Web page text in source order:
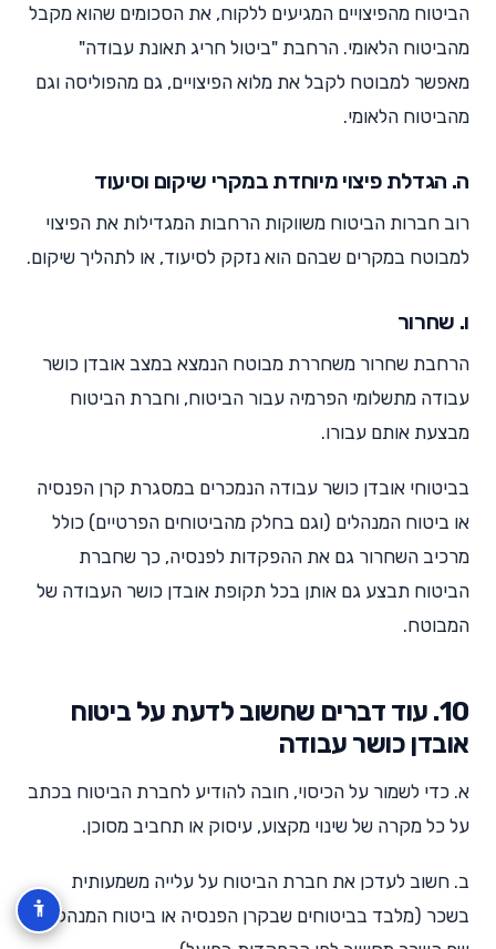
הביטוח מהפיצויים המגיעים ללקוח, את הסכומים שהוא מקבל
מהביטוח הלאומי. הרחבת "ביטול חריג תאונת עבודה"
מאפשר למבוטח לקבל את מלוא הפיצויים, גם מהפוליסה וגם
מהביטוח הלאומי.
ה. הגדלת פיצוי מיוחדת במקרי שיקום וסיעוד
רוב חברות הביטוח משווקות הרחבות המגדילות את הפיצוי
למבוטח במקרים שבהם הוא נזקק לסיעוד, או לתהליך שיקום.
ו. שחרור
הרחבת שחרור משחררת מבוטח הנמצא במצב אובדן כושר
עבודה מתשלומי הפרמיה עבור הביטוח, וחברת הביטוח
מבצעת אותם עבורו.
בביטוחי אובדן כושר עבודה הנמכרים במסגרת קרן הפנסיה
או ביטוח המנהלים (וגם בחלק מהביטוחים הפרטיים) כולל
מרכיב השחרור גם את ההפקדות לפנסיה, כך שחברת
הביטוח תבצע גם אותן בכל תקופת אובדן כושר העבודה של
המבוטח.
10. עוד דברים שחשוב לדעת על ביטוח
אובדן כושר עבודה
א. כדי לשמור על הכיסוי, חובה להודיע לחברת הביטוח בכתב
על כל מקרה של שינוי מקצוע, עיסוק או תחביב מסוכן.
ב. חשוב לעדכן את חברת הביטוח על עלייה משמעותית
בשכר (מלבד בביטוחים שבקרן הפנסיה או ביטוח המנהלים,